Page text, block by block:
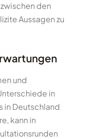
den
Aussagen zu
und
in
in Deutschland
kann in